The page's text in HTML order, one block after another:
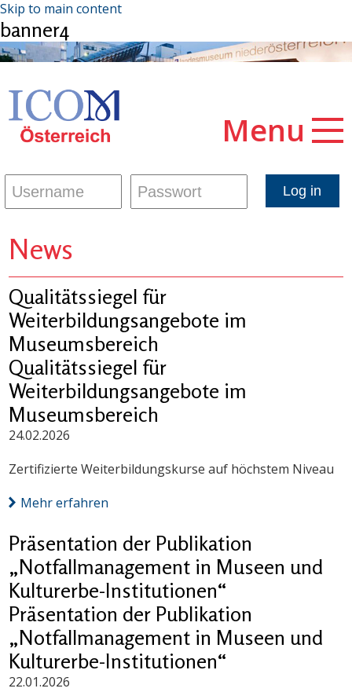
Skip to main content
banner4
Menu
News
Qualitätssiegel für
Weiterbildungsangebote im
Museumsbereich
Qualitätssiegel für
Weiterbildungsangebote im
Museumsbereich
24.02.2026
Zertifizierte Weiterbildungskurse auf höchstem Niveau
Mehr erfahren
Präsentation der Publikation
„Notfallmanagement in Museen und
Kulturerbe-Institutionen“
Präsentation der Publikation
„Notfallmanagement in Museen und
Kulturerbe-Institutionen“
22.01.2026